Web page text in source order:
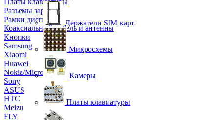
Платы клавиатуры
Разъемы зарядки
Рамки дисплея
Коаксиальный кабель и антенны
Кнопки
Samsung
Xiaomi
Huawei
Nokia/Microsoft
Sony
ASUS
HTC
Meizu
FLY
Держатели SIM-карт
Микросхемы
Камеры
Платы клавиатуры